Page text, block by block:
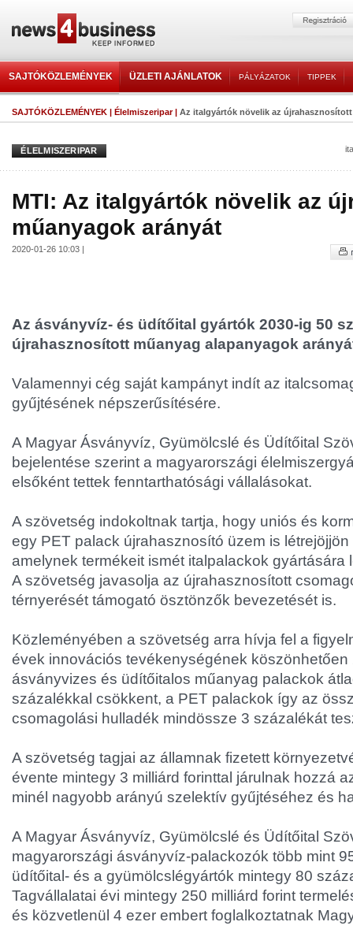
SAJTÓKÖZLEMÉNYEK ÜZLETI AJÁNLATOK PÁLYÁZATOK TIPPEK
SAJTÓKÖZLEMÉNYEK | Élelmiszeripar| Az italgyártók növelik az
ÉLELMISZERIPAR
MTI: Az italgyártók növelik az
műanyagok arányát
2020-01-26 10:03 |
Az ásványvíz- és üdítőital gyártók 2030-ig 50
újrahasznosított műanyag alapanyagok
Valamennyi cég saját kampányt indít az
gyűjtésének népszerűsítésére.
A Magyar Ásványvíz, Gyümölcslé és Üdítőital
bejelentése szerint a magyarországi
elsőként tettek fenntarthatósági vállalásokat.
A szövetség indokoltnak tartja, hogy uniós és
egy PET palack újrahasznosító üzem is
amelynek termékeit ismét italpalackok gyártására
A szövetség javasolja az újrahasznosított
térnyerését támogató ösztönzők bevezetését is.
Közleményében a szövetség arra hívja fel a
évek innovációs tevékenységének
ásványvizes és üdítőitalos műanyag palackok
százalékkal csökkent, a PET palackok így az
csomagolási hulladék mindössze 3 százalékát
A szövetség tagjai az államnak fizetett
évente mintegy 3 milliárd forinttal járulnak hozzá
minél nagyobb arányú szelektív gyűjtéséhez és
A Magyar Ásványvíz, Gyümölcslé és Üdítőital
magyarországi ásványvíz-palackozók több mint
üdítőital- és a gyümölcslégyártók mintegy 80
Tagvállalatai évi mintegy 250 milliárd forint
és közvetlenül 4 ezer embert foglalkoztatnak